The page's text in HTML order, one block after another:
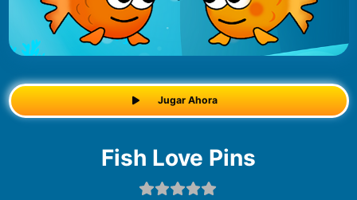
Jugar Ahora
Fish Love Pins